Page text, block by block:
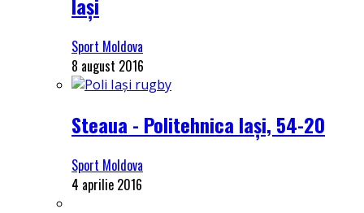
Iași
Sport Moldova
8 august 2016
Steaua - Politehnica Iași, 54-20
Sport Moldova
4 aprilie 2016